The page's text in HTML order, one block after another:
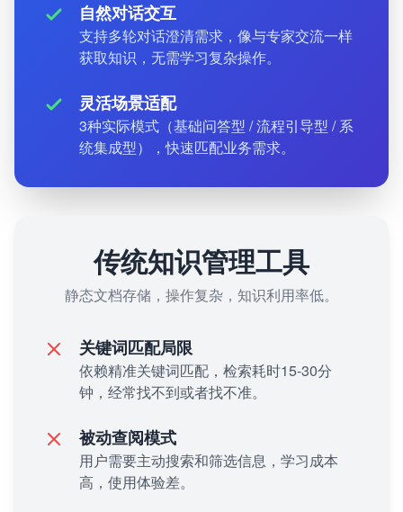
自然对话交互
支持多轮对话澄清需求，像与专家交流一样
获取知识，无需学习复杂操作。
灵活场景适配
3种实际模式（基础问答型 / 流程引导型 / 系
统集成型），快速匹配业务需求。
传统知识管理工具
静态文档存储，操作复杂，知识利用率低。
关键词匹配局限
依赖精准关键词匹配，检索耗时15-30分
钟，经常找不到或者找不准。
被动查阅模式
用户需要主动搜索和筛选信息，学习成本
高，使用体验差。